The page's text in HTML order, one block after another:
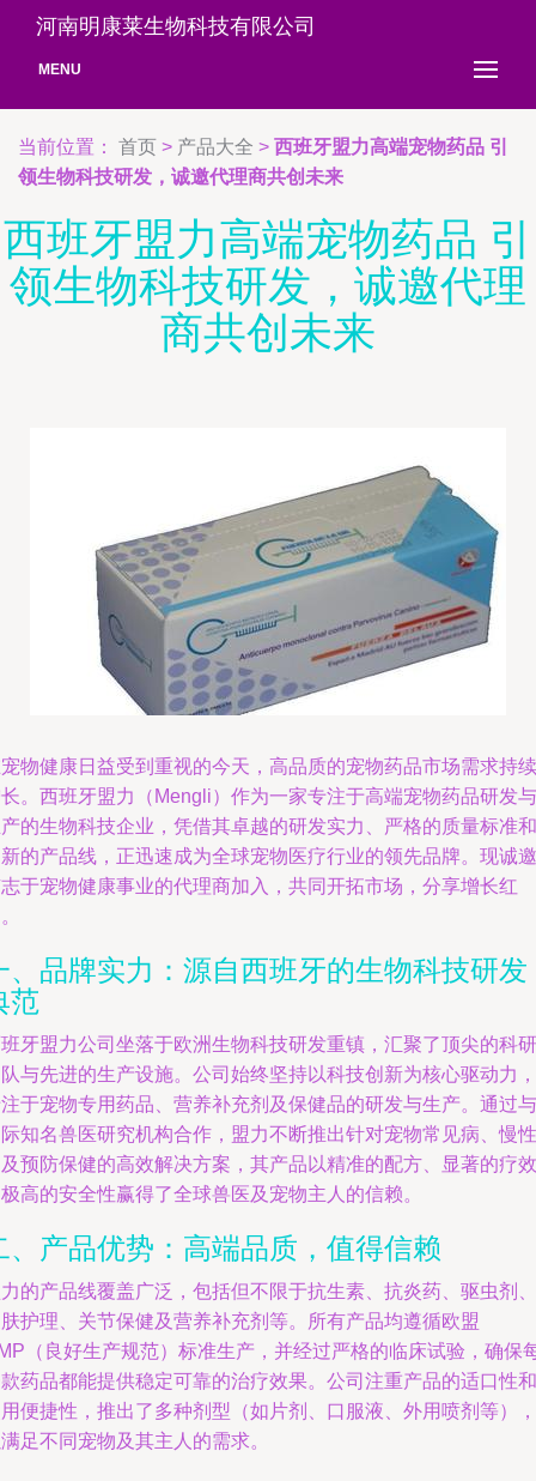
河南明康莱生物科技有限公司
MENU
当前位置： 首页 > 产品大全 > 西班牙盟力高端宠物药品 引
领生物科技研发，诚邀代理商共创未来
西班牙盟力高端宠物药品 引
领生物科技研发，诚邀代理
商共创未来
物健康日益受到重视的今天，高品质的宠物药品市场需求持续
。西班牙盟力（Mengli）作为一家专注于高端宠物药品研发与
的生物科技企业，凭借其卓越的研发实力、严格的质量标准和
的产品线，正迅速成为全球宠物医疗行业的领先品牌。现诚邀
于宠物健康事业的代理商加入，共同开拓市场，分享增长红
、品牌实力：源自西班牙的生物科技研发
范
牙盟力公司坐落于欧洲生物科技研发重镇，汇聚了顶尖的科研
与先进的生产设施。公司始终坚持以科技创新为核心驱动力，
于宠物专用药品、营养补充剂及保健品的研发与生产。通过与
知名兽医研究机构合作，盟力不断推出针对宠物常见病、慢性
预防保健的高效解决方案，其产品以精准的配方、显著的疗效
高的安全性赢得了全球兽医及宠物主人的信赖。
、产品优势：高端品质，值得信赖
的产品线覆盖广泛，包括但不限于抗生素、抗炎药、驱虫剂、
护理、关节保健及营养补充剂等。所有产品均遵循欧盟
（良好生产规范）标准生产，并经过严格的临床试验，确保
药品都能提供稳定可靠的治疗效果。公司注重产品的适口性和
便捷性，推出了多种剂型（如片剂、口服液、外用喷剂等），
足不同宠物及其主人的需求。